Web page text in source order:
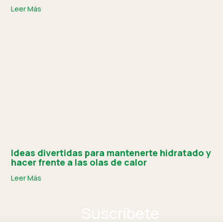
Leer Más
Ideas divertidas para mantenerte hidratado y
hacer frente a las olas de calor
Leer Más
Suscríbete